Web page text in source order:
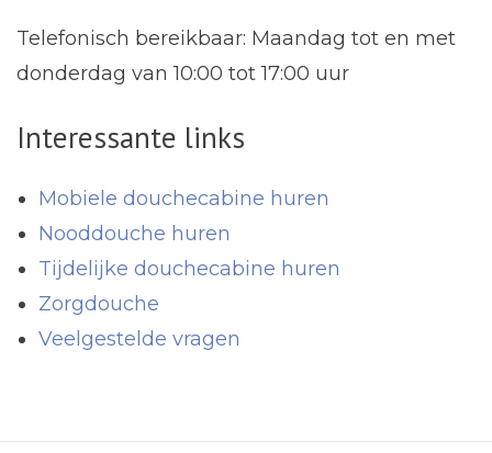
Telefonisch bereikbaar: Maandag tot en met
donderdag van 10:00 tot 17:00 uur
Interessante links
Mobiele douchecabine huren
Nooddouche huren
Tijdelijke douchecabine huren
Zorgdouche
Veelgestelde vragen